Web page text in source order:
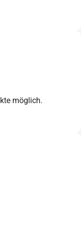
möglich.